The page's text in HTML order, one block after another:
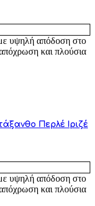
υψηλή απόδοση στο
και πλούσια
Περλέ Ιριζέ
υψηλή απόδοση στο
και πλούσια